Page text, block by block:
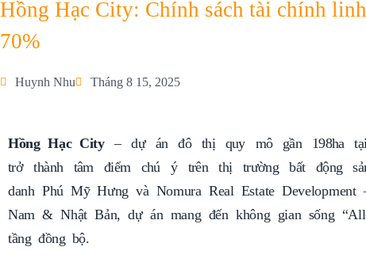
Hồng Hạc City: Chính sách tài chính
70%
Huynh Nhu Tháng 8 15, 2025
Hồng Hạc City– dự án đô thị quy mô gần 198ha
trở thành tâm điểm chú ý trên thị trường bất động
danh Phú Mỹ Hưng và Nomura Real Estate
Nam & Nhật Bản, dự án mang đến không gian sống
tầng đồng bộ.